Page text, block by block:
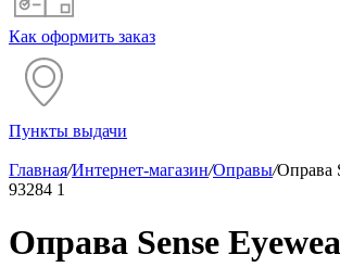
Как оформить заказ
Пункты выдачи
Главная/Интернет-магазин/Оправы/Оправа
93284 1
Оправа Sense